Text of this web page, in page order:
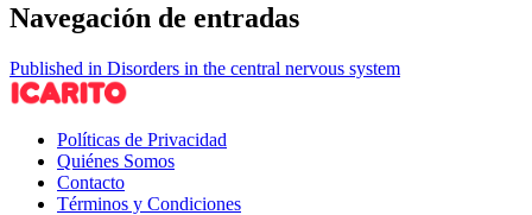
Navegación de entradas
Published in Disorders in the central nervous system
Políticas de Privacidad
Quiénes Somos
Contacto
Términos y Condiciones